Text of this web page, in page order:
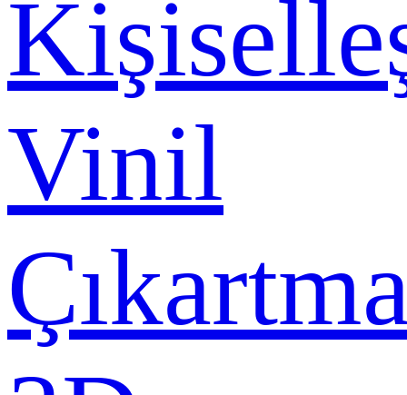
Vinil